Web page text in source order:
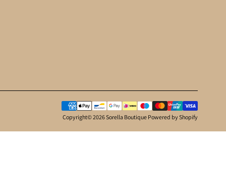
Copyright© 2026Sorella BoutiquePowered by Shopify